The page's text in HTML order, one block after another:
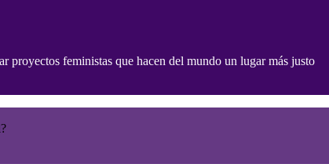
proyectos feministas que hacen del mundo un lugar más justo